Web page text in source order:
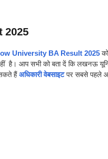
2025
University BA Result 2025
है। आप सभी को बता दें कि लखनऊ
हैंअधिकारी वेबसाइट पर सबसे पहले